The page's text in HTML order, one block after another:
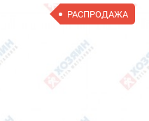
РАСПРОДАЖА